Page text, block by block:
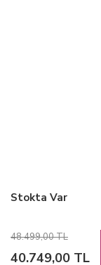
Stokta Var
40.749,00 TL
48.499,00 TL